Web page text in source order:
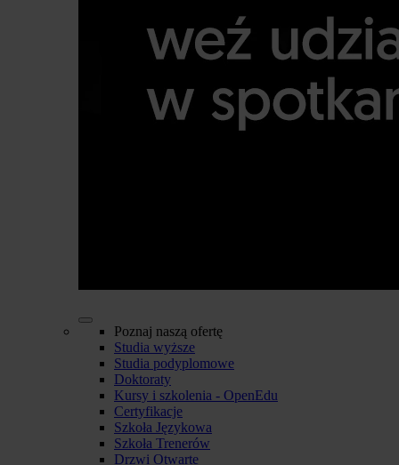
Poznaj naszą ofertę
Studia wyższe
Studia podyplomowe
Doktoraty
Kursy i szkolenia - OpenEdu
Certyfikacje
Szkoła Językowa
Szkoła Trenerów
Drzwi Otwarte